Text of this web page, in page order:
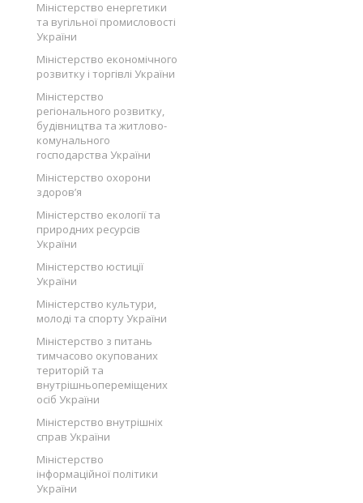
Міністерство енергетики
та вугільної промисловості
України
Міністерство економічного
розвитку і торгівлі України
Міністерство
регіонального розвитку,
будівництва та житлово-
комунального
господарства України
Міністерство охорони
здоров’я
Міністерство екології та
природних ресурсів
України
Міністерство юстиції
України
Міністерство культури,
молоді та спорту України
Міністерство з питань
тимчасово окупованих
територій та
внутрішньопереміщених
осіб України
Міністерство внутрішніх
справ України
Міністерство
інформаційної політики
України